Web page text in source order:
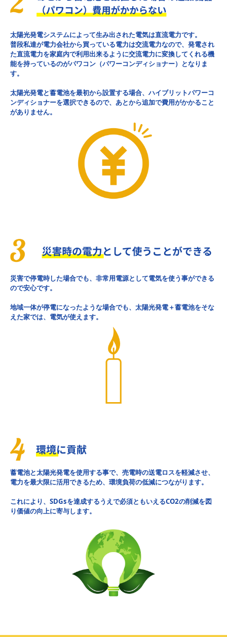
太陽光発電システムによって生み出された電気は直流電力です。
普段私達が電力会社から買っている電力は交流電力なので、発電され
た直流電力を家庭内で利用出来るように交流電力に変換してくれる機
能を持っているのがパワコン（パワーコンディショナー）となりま
す。
太陽光発電と蓄電池を最初から設置する場合、ハイブリットパワーコ
ンディショナーを選択できるので、あとから追加で費用がかかること
がありません。
災害で停電時した場合でも、非常用電源として電気を使う事ができる
ので安心です。
地域一体が停電になったような場合でも、太陽光発電＋蓄電池をそな
えた家では、電気が使えます。
蓄電池と太陽光発電を使用する事で、売電時の送電ロスを軽減させ、
電力を最大限に活用できるため、環境負荷の低減につながります。
これにより、SDGsを達成するうえで必須ともいえるCO2の削減を図
り価値の向上に寄与します。